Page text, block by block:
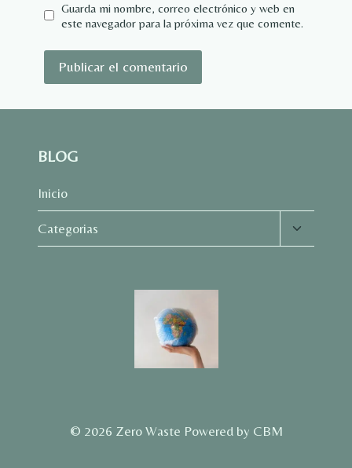
Guarda mi nombre, correo electrónico y web en
este navegador para la próxima vez que comente.
BLOG
Inicio
Categorias
Alternar
menú
© 2026 Zero Waste Powered by CBM